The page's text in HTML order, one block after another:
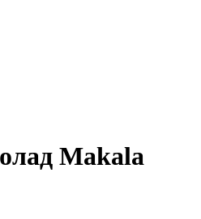
Makala